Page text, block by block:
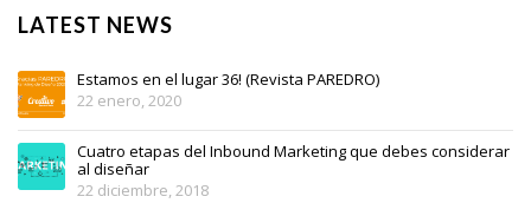
LATEST NEWS
Estamos en el lugar 36! (Revista PAREDRO)
22 enero, 2020
Cuatro etapas del Inbound Marketing que debes considerar
al diseñar
22 diciembre, 2018